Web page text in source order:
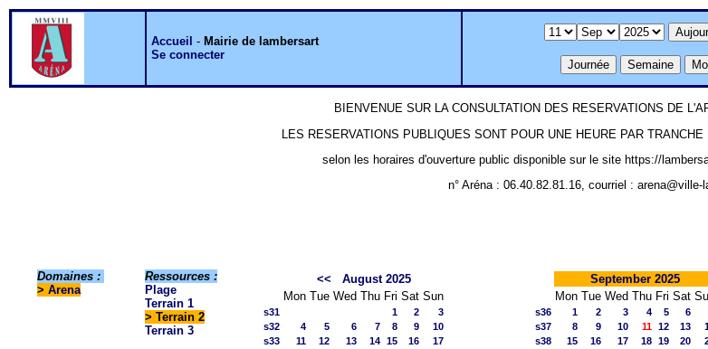
Accueil - Mairie de lambersart
Se connecter
BIENVENUE SUR LA CONSULTATION DES RESERVATIONS DE
LES RESERVATIONS PUBLIQUES SONT POUR UNE HEURE PAR
selon les horaires d'ouverture public disponible sur le site https://
n° Aréna : 06.40.82.81.16, courriel : arena@ville-
Domaines :
> Arena
Ressources :
Plage
Terrain 1
> Terrain 2
Terrain 3
<<
August 2025
Mon Tue Wed Thu Fri Sat Sun
s31 1 2
3
s32
4 5 6 7 8 9
10
s33
11 12 13 14 15 16
17
September 2025
Mon Tue Wed Thu Fri Sat
s36 1 2 3 4 5 6
s37
8 9 10 11 12 13
s38
15 16 17 18 19 20